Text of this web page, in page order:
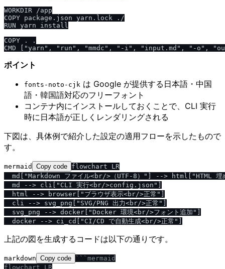
WORKDIR /app
COPY package.json yarn.lock ./
RUN yarn install
COPY . .
ポイント
fonts-noto-cjk は Google が提供する日本語・中国
語・韓国語対応のフリーフォント
コンテナ内にインストールしておくことで、CLI 実行
時に日本語が正しくレンダリングされる
下図は、具体例で紹介した設定の適用フローを示したもので
す。
mermaid Copy code flowchart LR
md["Markdown ファイル<br/>（UTF-8）"] --> html["HTML 埋
  md --> cli["CLI 実行<br/>config.json"]
  html --> browser["ブラウザ表示<br/>正常"]
  cli --> svg_png["SVG/PNG 出力<br/>正常"]
  svg_png --> docker["Docker 環境<br/>フォント追加"]
上記の図を生成するコードは以下の通りです。
markdown Copy code
```mermaid
flowchart LR